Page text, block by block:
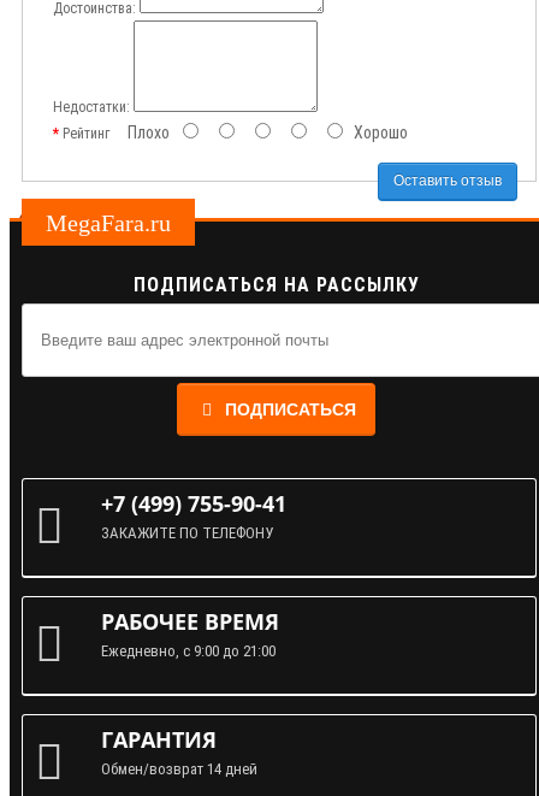
Достоинства:
Недостатки:
РейтингПлохо Хорошо
Оставить отзыв
MegaFara.ru
ПОДПИСАТЬСЯ НА РАССЫЛКУ
ПОДПИСАТЬСЯ
+7 (499) 755-90-41
ЗАКАЖИТЕ ПО ТЕЛЕФОНУ
РАБОЧЕЕ ВРЕМЯ
Ежедневно, с 9:00 до 21:00
ГАРАНТИЯ
Обмен/возврат 14 дней